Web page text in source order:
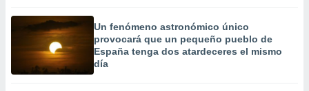
Un fenómeno astronómico único
provocará que un pequeño pueblo de
España tenga dos atardeceres el mismo
día